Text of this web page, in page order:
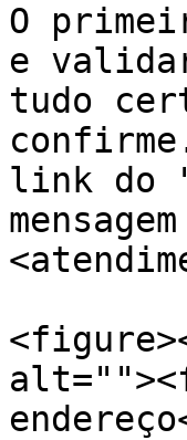
O
e
tudo
link do